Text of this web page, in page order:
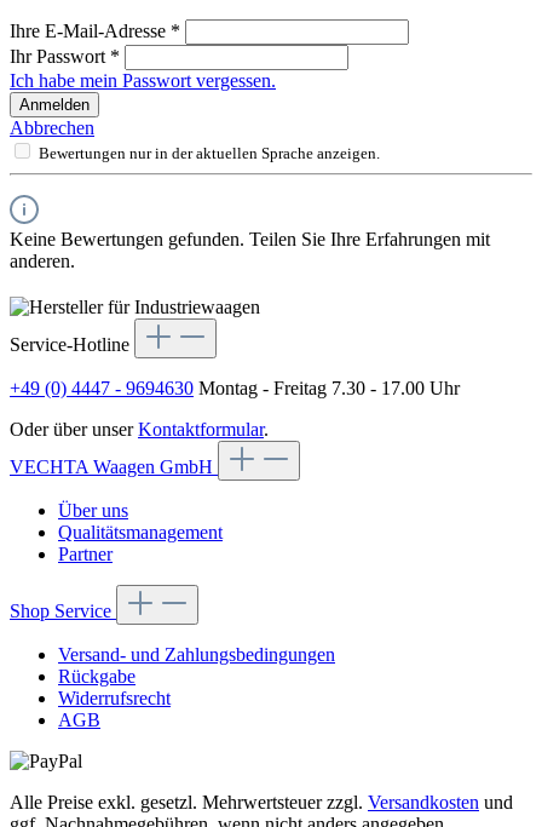
Ihre E-Mail-Adresse *
Ihr Passwort *
Ich habe mein Passwort vergessen.
Anmelden
Abbrechen
Bewertungen nur in der aktuellen Sprache anzeigen.
Keine Bewertungen gefunden. Teilen Sie Ihre Erfahrungen mit
anderen.
Service-Hotline
+49 (0) 4447 - 9694630 Montag - Freitag 7.30 - 17.00 Uhr
Oder über unserKontaktformular.
VECHTA Waagen GmbH
Über uns
Qualitätsmanagement
Partner
Shop Service
Versand- und Zahlungsbedingungen
Rückgabe
Widerrufsrecht
AGB
Alle Preise exkl. gesetzl. Mehrwertsteuer zzgl. Versandkosten und